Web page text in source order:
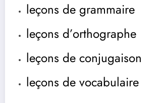
leçons de grammaire
leçons d’orthographe
leçons de conjugaison
leçons de vocabulaire